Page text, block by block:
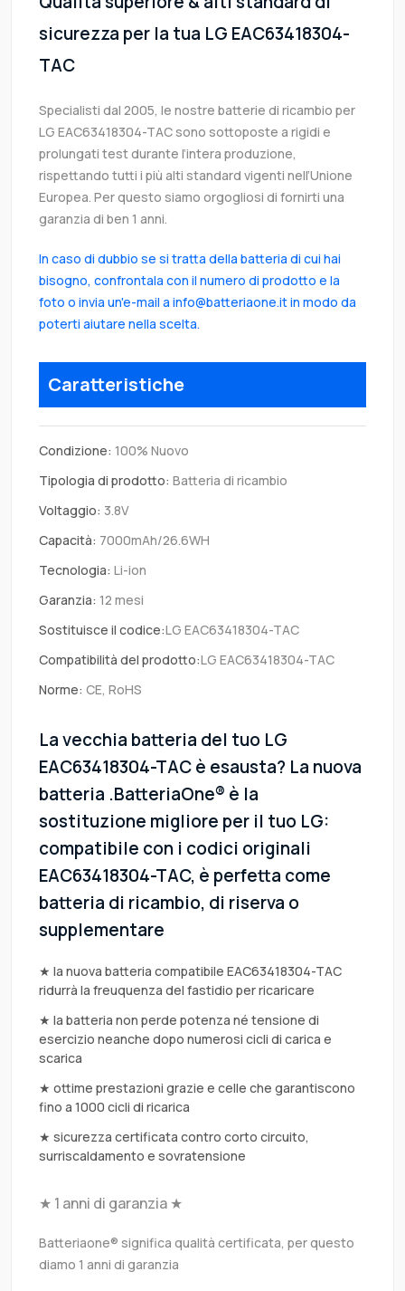
sicurezza per la tua LG EAC63418304-
TAC
Specialisti dal 2005, le nostre batterie di ricambio per
LG EAC63418304-TAC sono sottoposte a rigidi e
prolungati test durante l’intera produzione,
rispettando tutti i più alti standard vigenti nell’Unione
Europea. Per questo siamo orgogliosi di fornirti una
garanzia di ben 1 anni.
In caso di dubbio se si tratta della batteria di cui hai
bisogno, confrontala con il numero di prodotto e la
foto o invia un'e-mail a info@batteriaone.it in modo da
poterti aiutare nella scelta.
Caratteristiche
Condizione: 100% Nuovo
Tipologia di prodotto: Batteria di ricambio
Voltaggio: 3.8V
Capacità: 7000mAh/26.6WH
Tecnologia: Li-ion
Garanzia: 12 mesi
Sostituisce il codice:LG EAC63418304-TAC
Compatibilità del prodotto:LG EAC63418304-TAC
Norme: CE, RoHS
La vecchia batteria del tuo LG
EAC63418304-TAC è esausta? La nuova
batteria .BatteriaOne® è la
sostituzione migliore per il tuo LG:
compatibile con i codici originali
EAC63418304-TAC, è perfetta come
batteria di ricambio, di riserva o
supplementare
★ la nuova batteria compatibile EAC63418304-TAC
ridurrà la freuquenza del fastidio per ricaricare
★ la batteria non perde potenza né tensione di
esercizio neanche dopo numerosi cicli di carica e
scarica
★ ottime prestazioni grazie e celle che garantiscono
fino a 1000 cicli di ricarica
★ sicurezza certificata contro corto circuito,
surriscaldamento e sovratensione
★ 1 anni di garanzia ★
Batteriaone® significa qualità certificata, per questo
diamo 1 anni di garanzia